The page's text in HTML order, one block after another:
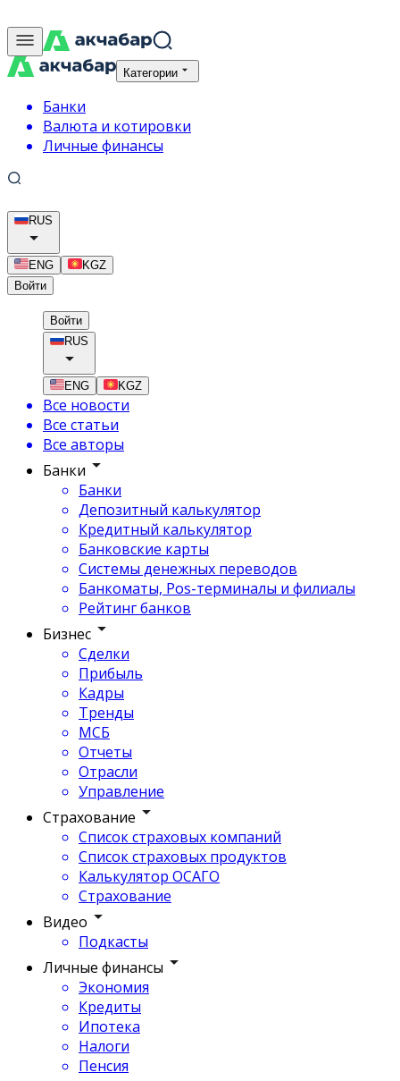
Категории
Банки
Валюта и котировки
Личные финансы
RUS
ENG
KGZ
Войти
Войти
RUS
ENG KGZ
Все новости
Все статьи
Все авторы
Банки
Банки
Депозитный калькулятор
Кредитный калькулятор
Банковские карты
Системы денежных переводов
Банкоматы, Pos-терминалы и филиалы
Рейтинг банков
Бизнес
Сделки
Прибыль
Кадры
Тренды
МСБ
Отчеты
Отрасли
Управление
Страхование
Список страховых компаний
Список страховых продуктов
Калькулятор ОСАГО
Страхование
Видео
Подкасты
Личные финансы
Экономия
Кредиты
Ипотека
Налоги
Пенсия